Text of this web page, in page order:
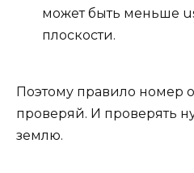
может быть меньше
плоскости.
Поэтому правило номер
проверяй. И проверять
землю.